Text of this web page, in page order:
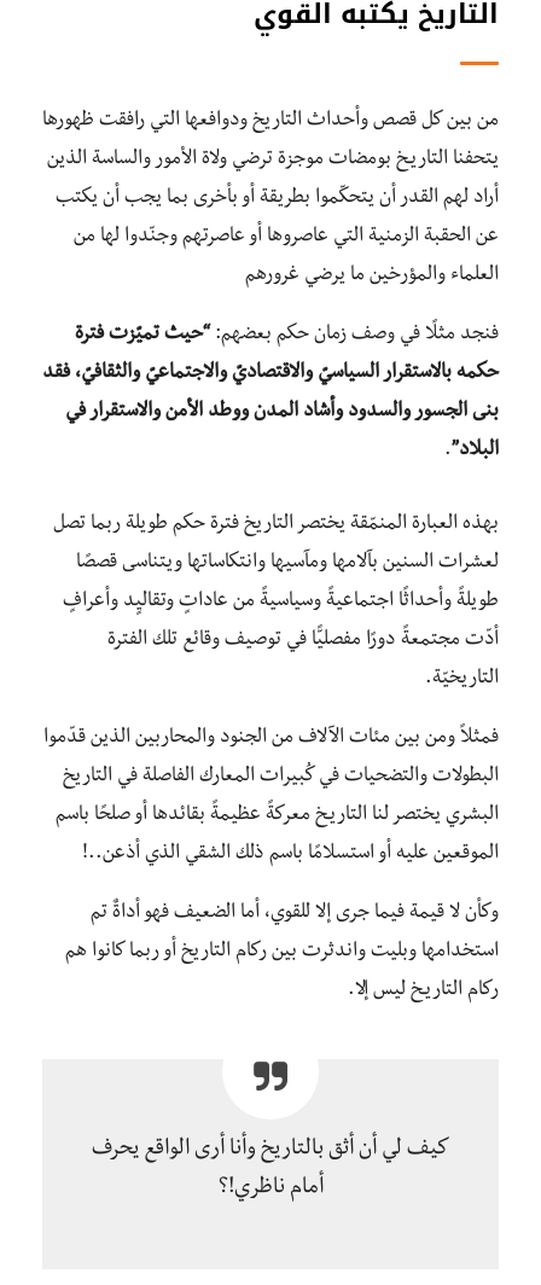
التاريخ يكتبه القوي
من بين كل قصص وأحداث التاريخ ودوافعها التي رافقت ظهورها
يتحفنا التاريـخ بومضات موجزة ترضي ولاة الأمور والساسة الذين
أراد لهم القدر أن يتحكّموا بطريقة أو بأخرى بما يجب أن يكتب
عن الحقبة الزمنية التي عاصروها أو عاصرتهم وجنّدوا لها من
العلماء والمؤرخين ما يرضي غرورهم
فنجد مثلًا في وصف زمان حكم بعضهم: “حيث تميّزت فترة
حكمه بالاستقرار السياسيّ والاقتصاديّ والاجتماعيّ والثقافيّ، فقد
بنى الجسور والسدود وأشاد المدن ووطد الأمن والاستقرار في
البلاد”.
بهذه العبارة المنمّقة يختصر التاريخ فترة حكم طويلة ربما تصل
لعشرات السنين بآلامها ومآسيها وانتكاساتها ويتناسى قصصًا
طويلةً وأحداثًا اجتماعيةً وسياسيةً من عاداتٍ وتقاليٍد وأعرافٍ
أدّت مجتمعةً دورًا مفصليًّا في توصيف وقائع تلك الفترة
التاريخيّة.
فمثلاً ومن بين مئات الآلاف من الجنود والمحاربين الذين قدّموا
البطولات والتضحيات في كُبيرات المعارك الفاصلة في التاريخ
البشري يختصر لنا التاريـخ معركةً عظيمةً بقائدها أو صلحًا باسم
الموقعين عليه أو استسلامًا باسم ذلك الشقي الذي أذعن..!
وكأن لا قيمة فيما جرى إلا للقوي، أما الضعيف فهو أداةٌ تم
استخدامها وبليت واندثرت بين ركام التاريخ أو ربما كانوا هم
ركام التاريـخ ليس إلا.
كيف لي أن أثق بالتاريخ وأنا أرى الواقع يحرف
أمام ناظري!؟